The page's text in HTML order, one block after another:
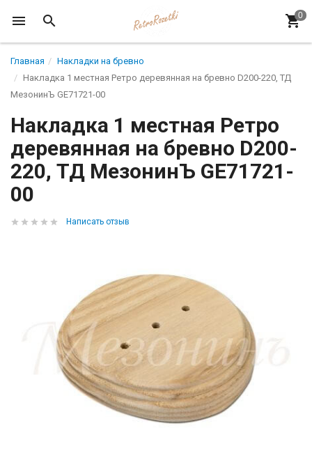
Главная
Накладки на бревно
Накладка 1 местная Ретро деревянная на бревно D200-220, ТД
МезонинЪ GE71721-00
Накладка 1 местная Ретро
деревянная на бревно D200-
220, ТД МезонинЪ GE71721-
00
Написать отзыв